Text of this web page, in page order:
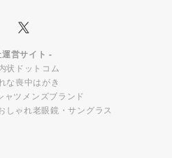
営サイト -
状ドットコム
な喪中はがき
ャツメンズブランド
しゃれ老眼鏡・サングラス